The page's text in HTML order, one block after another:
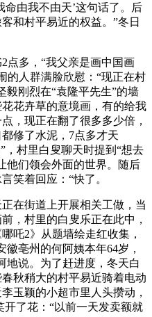
命由我不由天’这句话了。后
和村平易近的权益。”冬日
多，“我父亲是画中国画
的人群满脸欣慰：“现正在村
毅刚烈在“袁隆平先生”的墙
花卉草的意境画，有的给我
，现正在翻了很多多少倍，
修了水泥，7点多才天
，村里白叟聊天时提到“想去
他们领会外面的世界。随后
笑着回应：“快了。
街道上开展相关工做，当
，村里的白叟乐正在此中，
吒2》从题墙绘走红收集，
亳州的何阿姨本年64岁，
地说。为了赶进度，冬天白
秋稍大的村平易近骑着电动
玉颖的小超市里人头攒动，
开了花：“以前一天发卖额就